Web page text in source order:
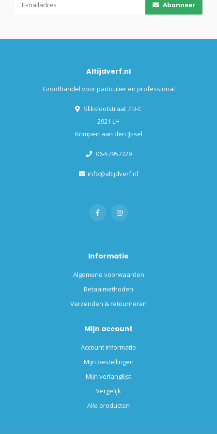
Abonneer
Altijdverf.nl
Groothandel voor particulier en professional
Slikslootstraat 7 B-C
2921 LH
Krimpen aan den IJssel
06-57957329
info@altijdverf.nl
Informatie
Algemene voorwaarden
Betaalmethoden
Verzenden & retourneren
Mijn account
Account informatie
Mijn bestellingen
Mijn verlanglijst
Vergelijk
Alle producten